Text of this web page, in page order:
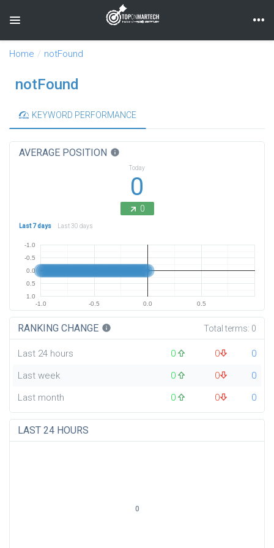
Toggle navigation
Home notFound
notFound
KEYWORD PERFORMANCE
AVERAGE POSITION info
Today
0
0
Last 7 days Last 30 days
-1.0 -0.5 0.0 0.5
-1.0
-0.5
0.0
0.5
1.0
RANKING CHANGE info Total terms: 0
Last 24 hours 0 0
0
Last week
0 0
0
Last month
0 0 0
LAST 24 HOURS
0